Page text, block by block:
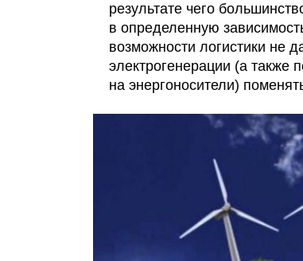
результате чего
в определенную
возможности логистики не
электрогенерации (а также
на энергоносители)